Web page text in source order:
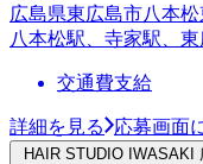
広島県東広島市八本松
八本松駅、寺家駅、
交通費支給
詳細を見る 応募画面
HAIR STUDIO IWASAKI